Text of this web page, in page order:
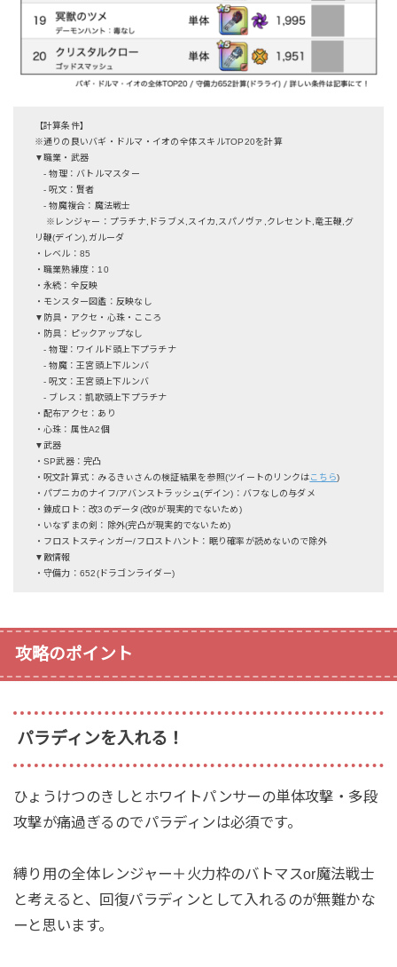
【計算条件】
※通りの良いバギ・ドルマ・イオの全体スキルTOP20を計算
▼職業・武器
- 物理：バトルマスター
- 呪文：賢者
- 物魔複合：魔法戦士
※レンジャー：プラチナ,ドラブメ,スイカ,スパノヴァ,クレセント,竜王鞭,グ
リ鞭(デイン),ガルーダ
・レベル：85
・職業熟練度：10
・永続：全反映
・モンスター図鑑：反映なし
▼防具・アクセ・心珠・こころ
・防具：ピックアップなし
- 物理：ワイルド頭上下プラチナ
- 物魔：王宮頭上下ルンバ
- 呪文：王宮頭上下ルンバ
- ブレス：凱歌頭上下プラチナ
・配布アクセ：あり
・心珠：属性A2個
▼武器
・SP武器：完凸
・呪文計算式：みるきぃさんの検証結果を参照(ツイートのリンクはこちら)
・パプニカのナイフ/アバンストラッシュ(デイン)：バフなしの与ダメ
・錬成ロト：改3のデータ(改9が現実的でないため)
・いなずまの剣：除外(完凸が現実的でないため)
・フロストスティンガー/フロストハント：眠り確率が読めないので除外
▼敵情報
・守備力：652(ドラゴンライダー)
攻略のポイント
パラディンを入れる！
ひょうけつのきしとホワイトパンサーの単体攻撃・多段
攻撃が痛過ぎるのでパラディンは必須です。
縛り用の全体レンジャー＋火力枠のバトマスor魔法戦士
と考えると、回復パラディンとして入れるのが無難かな
ーと思います。